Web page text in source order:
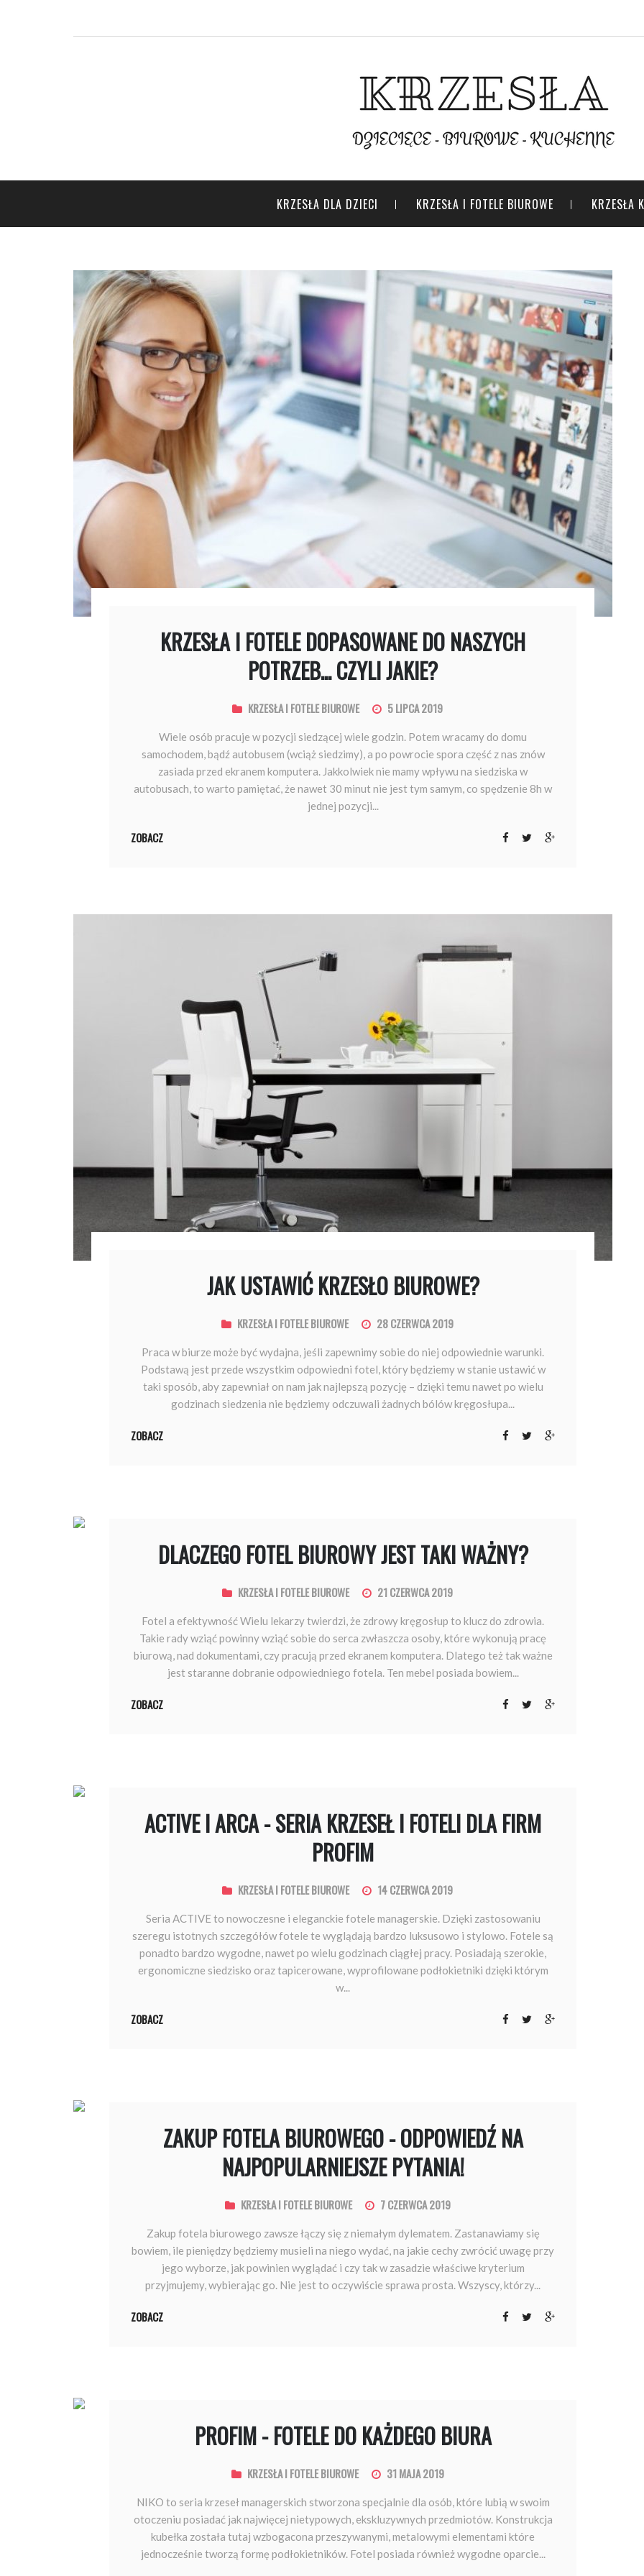
KRZESŁA DLA DZIECI KRZESŁA I FOTELE BIUROWE KRZESŁA
KRZESŁA I FOTELE DOPASOWANE DO NASZYCH
POTRZEB... CZYLI JAKIE?
KRZESŁA I FOTELE BIUROWE 5 LIPCA 2019
Wiele osób pracuje w pozycji siedzącej wiele godzin. Potem wracamy do domu
samochodem, bądź autobusem (wciąż siedzimy), a po powrocie spora część z nas znów
zasiada przed ekranem komputera. Jakkolwiek nie mamy wpływu na siedziska w
autobusach, to warto pamiętać, że nawet 30 minut nie jest tym samym, co spędzenie 8h w
jednej pozycji...
ZOBACZ
JAK USTAWIĆ KRZESŁO BIUROWE?
KRZESŁA I FOTELE BIUROWE 28 CZERWCA 2019
Praca w biurze może być wydajna, jeśli zapewnimy sobie do niej odpowiednie warunki.
Podstawą jest przede wszystkim odpowiedni fotel, który będziemy w stanie ustawić w
taki sposób, aby zapewniał on nam jak najlepszą pozycję – dzięki temu nawet po wielu
godzinach siedzenia nie będziemy odczuwali żadnych bólów kręgosłupa...
ZOBACZ
DLACZEGO FOTEL BIUROWY JEST TAKI WAŻNY?
KRZESŁA I FOTELE BIUROWE 21 CZERWCA 2019
Fotel a efektywność Wielu lekarzy twierdzi, że zdrowy kręgosłup to klucz do zdrowia.
Takie rady wziąć powinny wziąć sobie do serca zwłaszcza osoby, które wykonują pracę
biurową, nad dokumentami, czy pracują przed ekranem komputera. Dlatego też tak ważne
jest staranne dobranie odpowiedniego fotela. Ten mebel posiada bowiem...
ZOBACZ
ACTIVE I ARCA - SERIA KRZESEŁ I FOTELI DLA FIRM
PROFIM
KRZESŁA I FOTELE BIUROWE 14 CZERWCA 2019
Seria ACTIVE to nowoczesne i eleganckie fotele managerskie. Dzięki zastosowaniu
szeregu istotnych szczegółów fotele te wyglądają bardzo luksusowo i stylowo. Fotele są
ponadto bardzo wygodne, nawet po wielu godzinach ciągłej pracy. Posiadają szerokie,
ergonomiczne siedzisko oraz tapicerowane, wyprofilowane podłokietniki dzięki którym
w...
ZOBACZ
ZAKUP FOTELA BIUROWEGO - ODPOWIEDŹ NA
NAJPOPULARNIEJSZE PYTANIA!
KRZESŁA I FOTELE BIUROWE 7 CZERWCA 2019
Zakup fotela biurowego zawsze łączy się z niemałym dylematem. Zastanawiamy się
bowiem, ile pieniędzy będziemy musieli na niego wydać, na jakie cechy zwrócić uwagę przy
jego wyborze, jak powinien wyglądać i czy tak w zasadzie właściwe kryterium
przyjmujemy, wybierając go. Nie jest to oczywiście sprawa prosta. Wszyscy, którzy...
ZOBACZ
PROFIM - FOTELE DO KAŻDEGO BIURA
KRZESŁA I FOTELE BIUROWE 31 MAJA 2019
NIKO to seria krzeseł managerskich stworzona specjalnie dla osób, które lubią w swoim
otoczeniu posiadać jak najwięcej nietypowych, ekskluzywnych przedmiotów. Konstrukcja
kubełka została tutaj wzbogacona przeszywanymi, metalowymi elementami które
jednocześnie tworzą formę podłokietników. Fotel posiada również wygodne oparcie...